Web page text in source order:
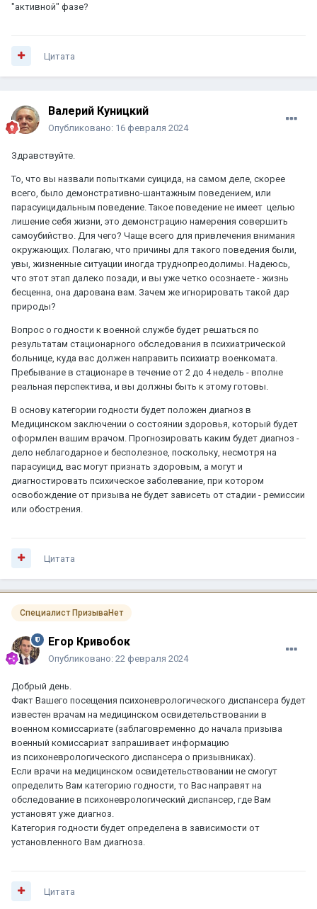
"активной" фазе?
Цитата
Валерий Куницкий
Опубликовано: 16 февраля 2024
Здравствуйте.
То, что вы назвали попытками суицида, на самом деле, скорее
всего, было демонстративно-шантажным поведением, или
парасуицидальным поведение. Такое поведение не имеет целью
лишение себя жизни, это демонстрацию намерения совершить
самоубийство. Для чего? Чаще всего для привлечения внимания
окружающих. Полагаю, что причины для такого поведения были,
увы, жизненные ситуации иногда труднопреодолимы. Надеюсь,
что этот этап далеко позади, и вы уже четко осознаете - жизнь
бесценна, она дарована вам. Зачем же игнорировать такой дар
природы?
Вопрос о годности к военной службе будет решаться по
результатам стационарного обследования в психиатрической
больнице, куда вас должен направить психиатр военкомата.
Пребывание в стационаре в течение от 2 до 4 недель - вполне
реальная перспектива, и вы должны быть к этому готовы.
В основу категории годности будет положен диагноз в
Медицинском заключении о состоянии здоровья, который будет
оформлен вашим врачом. Прогнозировать каким будет диагноз -
дело неблагодарное и бесполезное, поскольку, несмотря на
парасуицид, вас могут признать здоровым, а могут и
диагностировать психическое заболевание, при котором
освобождение от призыва не будет зависеть от стадии - ремиссии
или обострения.
Цитата
Специалист ПризываНет
Егор Кривобок
Опубликовано: 22 февраля 2024
Добрый день.
Факт Вашего посещения психоневрологического диспансера будет
известен врачам на медицинском освидетельствовании в
военном комиссариате (заблаговременно до начала призыва
военный комиссариат запрашивает информацию
из психоневрологического диспансера о призывниках).
Если врачи на медицинском освидетельствовании не смогут
определить Вам категорию годности, то Вас направят на
обследование в психоневрологический диспансер, где Вам
установят уже диагноз.
Категория годности будет определена в зависимости от
установленного Вам диагноза.
Цитата